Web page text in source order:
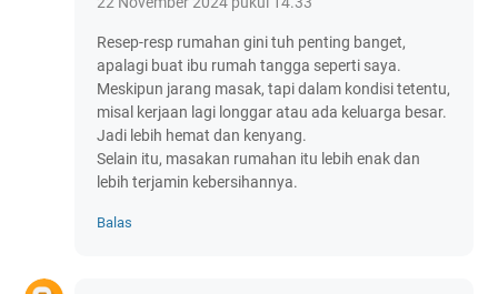
Resep-resp rumahan gini tuh penting banget,
apalagi buat ibu rumah tangga seperti saya.
Meskipun jarang masak, tapi dalam kondisi tetentu,
misal kerjaan lagi longgar atau ada keluarga besar.
Jadi lebih hemat dan kenyang.
Selain itu, masakan rumahan itu lebih enak dan
lebih terjamin kebersihannya.
Balas